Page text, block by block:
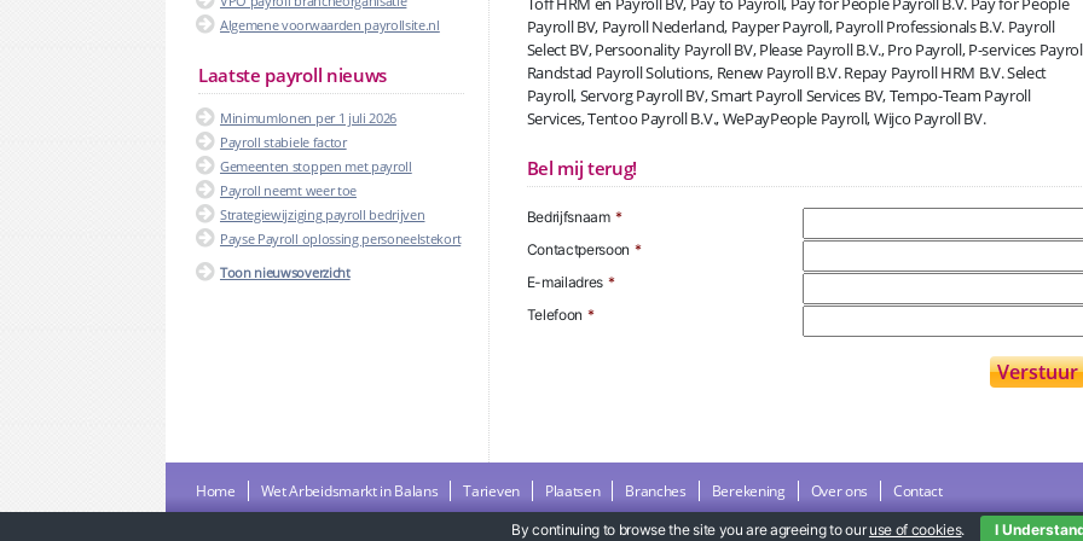
Algemene voorwaarden payrollsite.nl
Laatste payroll nieuws
Minimumlonen per 1 juli 2026
Payroll stabiele factor
Gemeenten stoppen met payroll
Payroll neemt weer toe
Strategiewijziging payroll bedrijven
Payse Payroll oplossing personeelstekort
Toon nieuwsoverzicht
Payroll BV, Payroll Nederland, Payper Payroll, Payroll Professionals B.V. Payroll
Select BV, Persoonality Payroll BV, Please Payroll B.V., Pro Payroll, P-services
Randstad Payroll Solutions, Renew Payroll B.V. Repay Payroll HRM B.V. Select
Payroll, Servorg Payroll BV, Smart Payroll Services BV, Tempo-Team Payroll
Services, Tentoo Payroll B.V., WePayPeople Payroll, Wijco Payroll BV.
Bel mij terug!
Bedrijfsnaam *
Contactpersoon *
E-mailadres *
Telefoon *
Home Wet Arbeidsmarkt in Balans Tarieven Plaatsen Branches Berekening Over ons Contact
By continuing to browse the site you are agreeing to our use of cookies. I